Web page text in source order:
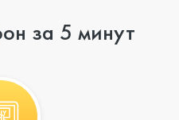
за 5 минут